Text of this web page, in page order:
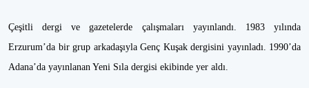
Çeşitli dergi ve gazetelerde çalışmaları yayınlandı. 1983 yılında
Erzurum’da bir grup arkadaşıyla Genç Kuşak dergisini yayınladı. 1990’da
Adana’da yayınlanan Yeni Sıla dergisi ekibinde yer aldı.